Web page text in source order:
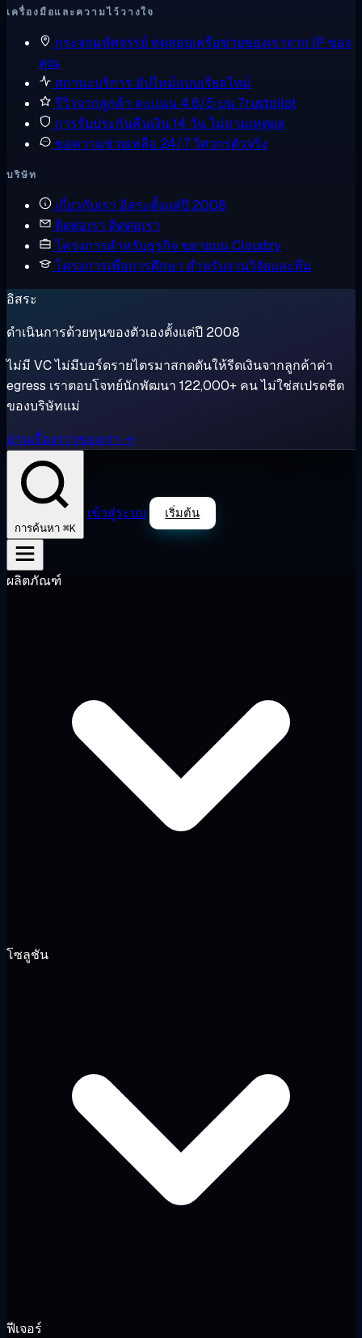
เครื่องมือและความไว้วางใจ
กระจกมหัศจรรย์ ทดสอบเครือข่ายของเราจาก IP ของ
คุณ
สถานะบริการ อัปไทม์แบบเรียลไทม์
รีวิวจากลูกค้า คะแนน 4.6/5 บน Trustpilot
การรับประกันคืนเงิน14 วัน ไม่ถามเหตุผล
ขอความช่วยเหลือ 24/7 วิศวกรตัวจริง
บริษัท
เกี่ยวกับเรา อิสระตั้งแต่ปี 2008
ติดต่อเรา ติดต่อเรา
โครงการสำหรับธุรกิจ ขยายบน Cloudzy
โครงการเพื่อการศึกษา สำหรับงานวิจัยและทีม
อิสระ
ดำเนินการด้วยทุนของตัวเองตั้งแต่ปี 2008
ไม่มี VC ไม่มีบอร์ดรายไตรมาสกดดันให้รีดเงินจากลูกค้าค่า
egress เราตอบโจทย์นักพัฒนา 122,000+ คน ไม่ใช่สเปรดชีต
ของบริษัทแม่
อ่านเรื่องราวของเรา →
การค้นหา ⌘K
เข้าสู่ระบบ เริ่มต้น
ผลิตภัณฑ์
โซลูชัน
ฟีเจอร์